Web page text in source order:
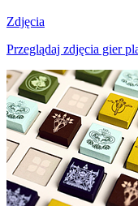
Zdjęcia
Przeglądaj zdjęcia gier